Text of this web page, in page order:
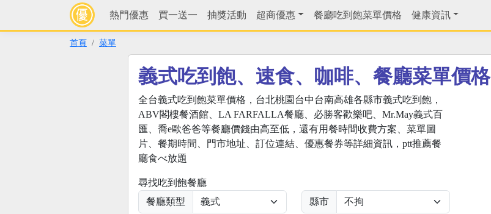
熱門優惠 買一送一 抽獎活動 超商優惠 餐廳吃到飽菜單價格 健康資訊
首頁 菜單
義式吃到飽、速食、咖啡、餐廳菜單價格
全台義式吃到飽菜單價格，台北桃園台中台南高雄各縣市義式吃到飽，
ABV閣樓餐酒館、LA FARFALLA餐廳、必勝客歡樂吧、Mr.May義式百
匯、喬e歐爸爸等餐廳價錢由高至低，還有用餐時間收費方案、菜單圖
片、餐期時間、門市地址、訂位連結、優惠餐券等詳細資訊，ptt推薦餐
廳食べ放題
尋找吃到飽餐廳
餐廳類型
縣市